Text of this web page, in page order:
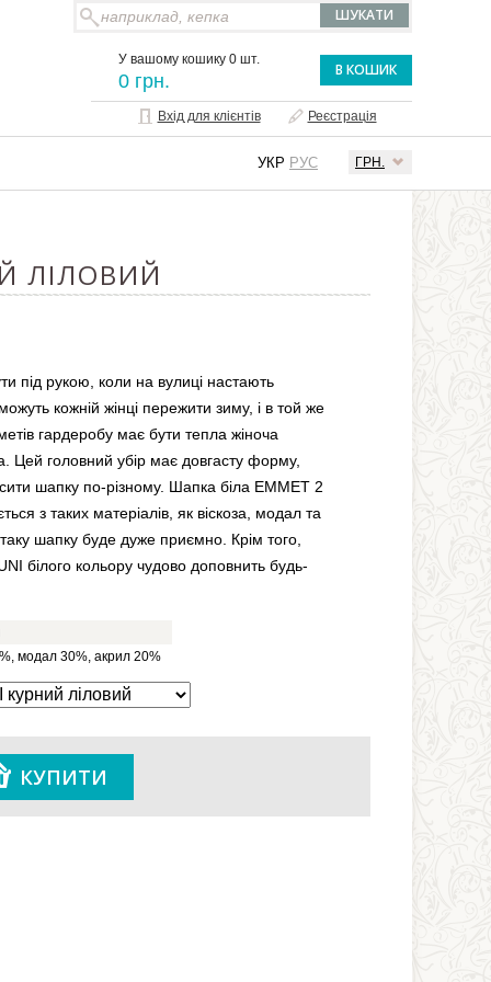
У вашому кошику 0 шт.
0 грн.
В КОШИК
Вхід для клієнтів Реєстрація
ГРН.
УКР РУС
ЛІЛОВИЙ
під рукою, коли на вулиці настають
кожній жінці пережити зиму, і в той же
гардеробу має бути тепла жіноча
Цей головний убір має довгасту форму,
шапку по-різному. Шапка біла EMMET 2
з таких матеріалів, як віскоза, модал та
шапку буде дуже приємно. Крім того,
білого кольору чудово доповнить будь-
модал 30%, акрил 20%
КУПИТИ